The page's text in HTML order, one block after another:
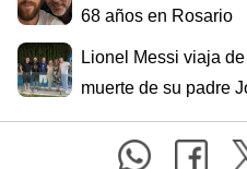
68 años en Rosario
Lionel Messi viaja
muerte de su padre